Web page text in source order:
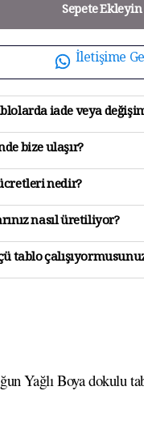
Sepete Ekleyin
İletişime
iade veya
bize ulaşır?
nedir?
nasıl üretiliyor?
tablo
Yağlı Boya dokulu